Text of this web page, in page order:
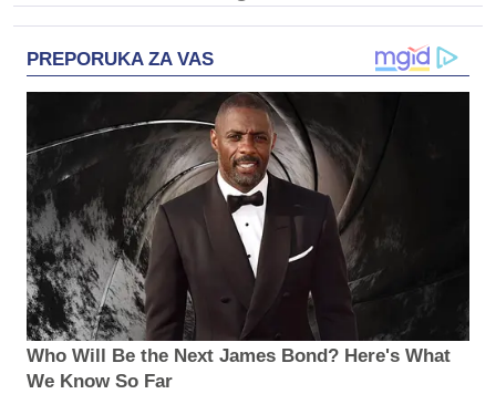
PREPORUKA ZA VAS
Who Will Be the Next James Bond? Here's What
We Know So Far